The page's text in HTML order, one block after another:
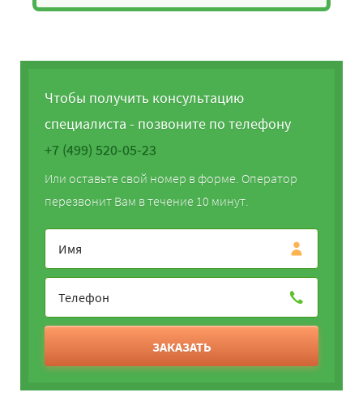
Чтобы получить консультацию
специалиста - позвоните по телефону
+7 (499) 520-05-23
Или оставьте свой номер в форме. Оператор
перезвонит Вам в течение 10 минут.
ЗАКАЗАТЬ